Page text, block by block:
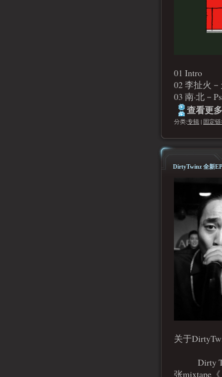
01 Intro
02 李扯火
03 南·北－
查看更
分类:专辑| 固定
DirtyTwinz 全新
关于
Dirty
张mixtape